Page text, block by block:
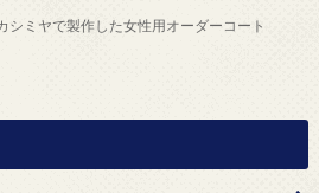
シミヤで製作した女性用オーダーコート